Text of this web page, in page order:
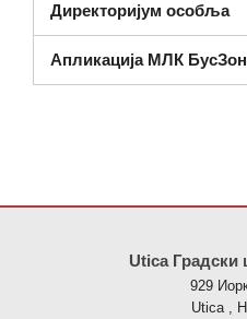
Директоријум особља
Апликација МЛК
Utica Градски
929
Utica ,